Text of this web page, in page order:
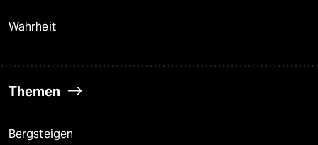
Wahrheit
Themen
Bergsteigen